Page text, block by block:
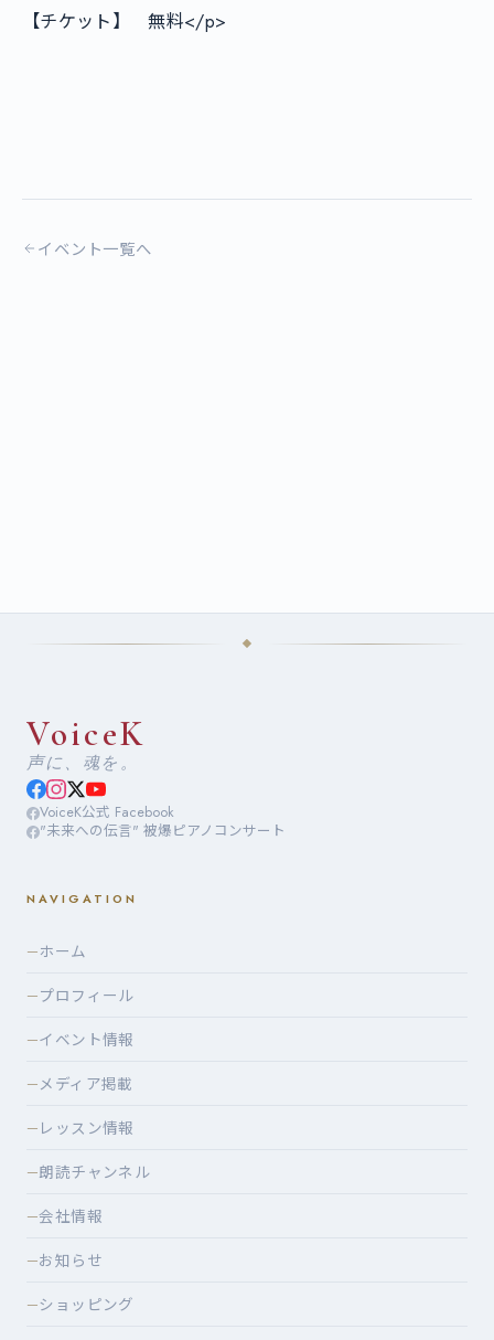
【チケット】　無料</p>
イベント一覧へ
VoiceK
声に、魂を。
VoiceK公式 Facebook
"未来への伝言" 被爆ピアノコンサート
NAVIGATION
—ホーム
—プロフィール
—イベント情報
—メディア掲載
— レッスン情報
—朗読チャンネル
—会社情報
—お知らせ
—ショッピング